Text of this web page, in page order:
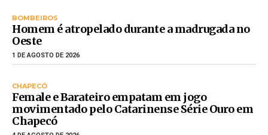
BOMBEIROS
Homem é atropelado durante a madrugada no
Oeste
1 DE AGOSTO DE 2026
CHAPECÓ
Female e Barateiro empatam em jogo
movimentado pelo Catarinense Série Ouro em
Chapecó